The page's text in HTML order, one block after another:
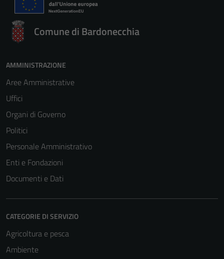
Comune di Bardonecchia
AMMINISTRAZIONE
Aree Amministrative
Uffici
Organi di Governo
Politici
Personale Amministrativo
Enti e Fondazioni
Documenti e Dati
CATEGORIE DI SERVIZIO
Agricoltura e pesca
Ambiente